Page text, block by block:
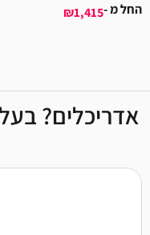
החל מ - ₪1,415
אדריכלים?